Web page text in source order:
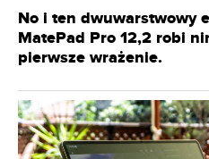
No i ten dwuwarstwowy
MatePad Pro 12,2 robi
pierwsze wrażenie.